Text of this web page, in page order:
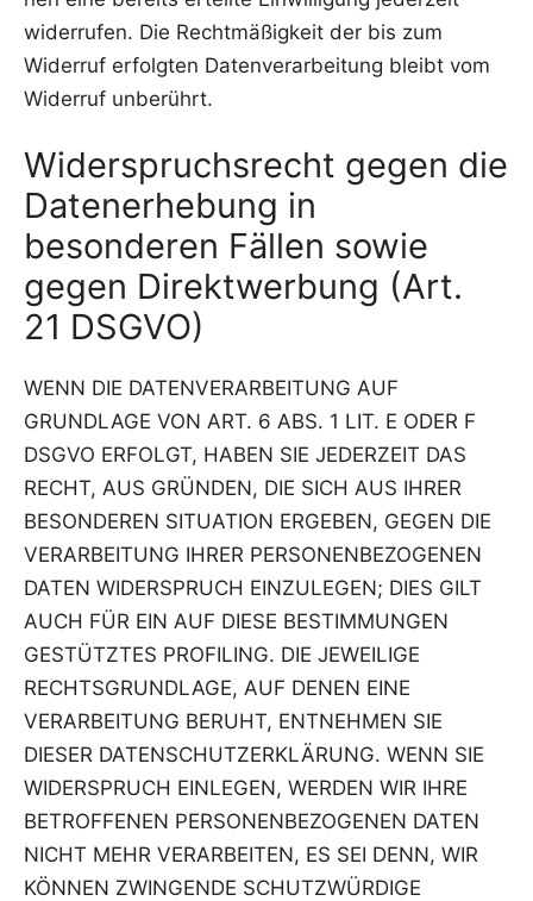
wider­ru­fen. Die Recht­mä­ßig­keit der bis zum
Wider­ruf erfolg­ten Daten­ver­ar­bei­tung bleibt vom
Wider­ruf unberührt.
Widerspruchsrecht gegen die
Datenerhebung in
besonderen Fällen sowie
gegen Direktwerbung (Art.
21 DSGVO)
WENN DIE DATENVERARBEITUNG AUF
GRUNDLAGE VON ART. 6 ABS. 1 LIT. E ODER F
DSGVO ERFOLGT, HABEN SIE JEDERZEIT DAS
RECHT, AUS GRÜNDEN, DIE SICH AUS IHRER
BESONDEREN SITUATION ERGEBEN, GEGEN DIE
VERARBEITUNG IHRER PERSONENBEZOGENEN
DATEN WIDERSPRUCH EINZULEGEN; DIES GILT
AUCH FÜR EIN AUF DIESE BESTIMMUNGEN
GESTÜTZTES PROFILING. DIE JEWEILIGE
RECHTSGRUNDLAGE, AUF DENEN EINE
VERARBEITUNG BERUHT, ENTNEHMEN SIE
DIESER DATENSCHUTZERKLÄRUNG. WENN SIE
WIDERSPRUCH EINLEGEN, WERDEN WIR IHRE
BETROFFENEN PERSONENBEZOGENEN DATEN
NICHT MEHR VERARBEITEN, ES SEI DENN, WIR
KÖNNEN ZWINGENDE SCHUTZWÜRDIGE